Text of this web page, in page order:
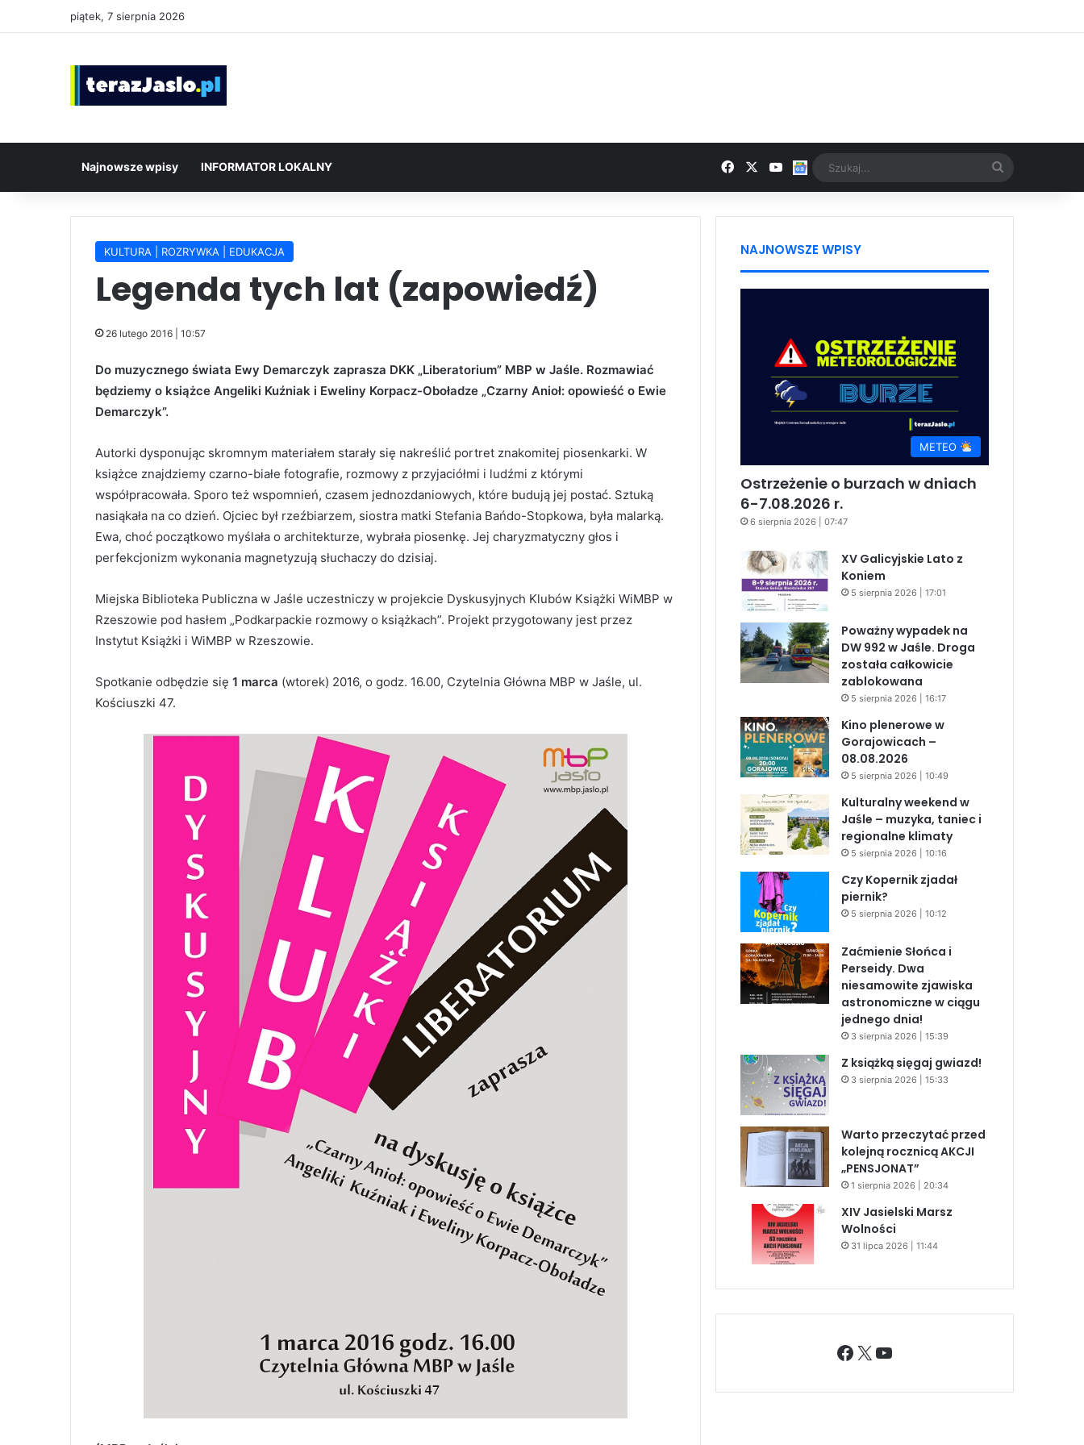
piątek, 7 sierpnia 2026
Najnowsze wpisy INFORMATOR LOKALNY FacebookYouTubeGoogle News
KULTURA | ROZRYWKA | EDUKACJA
Legenda tych lat (zapowiedź)
26 lutego 2016 | 10:57
Do muzycznego świata Ewy Demarczyk zaprasza DKK „Liberatorium” MBP w Jaśle. Rozmawiać
będziemy o książce Angeliki Kuźniak i Eweliny Korpacz-Oboładze „Czarny Anioł: opowieść o Ewie
Demarczyk”.
Autorki dysponując skromnym materiałem starały się nakreślić portret znakomitej piosenkarki. W
książce znajdziemy czarno-białe fotografie, rozmowy z przyjaciółmi i ludźmi z którymi
współpracowała. Sporo też wspomnień, czasem jednozdaniowych, które budują jej postać. Sztuką
nasiąkała na co dzień. Ojciec był rzeźbiarzem, siostra matki Stefania Bańdo-Stopkowa, była malarką.
Ewa, choć początkowo myślała o architekturze, wybrała piosenkę. Jej charyzmatyczny głos i
perfekcjonizm wykonania magnetyzują słuchaczy do dzisiaj.
Miejska Biblioteka Publiczna w Jaśle uczestniczy w projekcie Dyskusyjnych Klubów Książki WiMBP w
Rzeszowie pod hasłem „Podkarpackie rozmowy o książkach”. Projekt przygotowany jest przez
Instytut Książki i WiMBP w Rzeszowie.
Spotkanie odbędzie się 1 marca (wtorek) 2016, o godz. 16.00, Czytelnia Główna MBP w Jaśle, ul.
Kościuszki 47.
NAJNOWSZE WPISY
METEO
Ostrzeżenie o burzach w dniach
6-7.08.2026 r.
6 sierpnia 2026 | 07:47
XV Galicyjskie Lato z
Koniem
5 sierpnia 2026 | 17:01
Poważny wypadek na
DW 992 w Jaśle. Droga
została całkowicie
zablokowana
5 sierpnia 2026 | 16:17
Kino plenerowe w
Gorajowicach –
08.08.2026
5 sierpnia 2026 | 10:49
Kulturalny weekend w
Jaśle – muzyka, taniec i
regionalne klimaty
5 sierpnia 2026 | 10:16
Czy Kopernik zjadał
piernik?
5 sierpnia 2026 | 10:12
Zaćmienie Słońca i
Perseidy. Dwa
niesamowite zjawiska
astronomiczne w ciągu
jednego dnia!
3 sierpnia 2026 | 15:39
Z książką sięgaj gwiazd!
3 sierpnia 2026 | 15:33
Warto przeczytać przed
kolejną rocznicą AKCJI
„PENSJONAT”
1 sierpnia 2026 | 20:34
XIV Jasielski Marsz
Wolności
31 lipca 2026 | 11:44
Facebook
X YouTube